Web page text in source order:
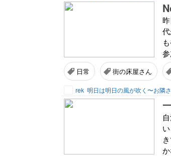
日常 街の床屋さん
rek 明日は明日の風が吹く〜お隣